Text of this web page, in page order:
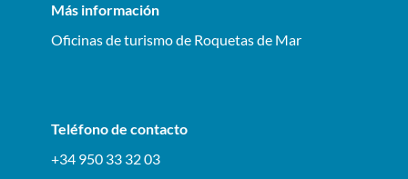
Más información
Oficinas de turismo de Roquetas de Mar
Teléfono de contacto
+34 950 33 32 03